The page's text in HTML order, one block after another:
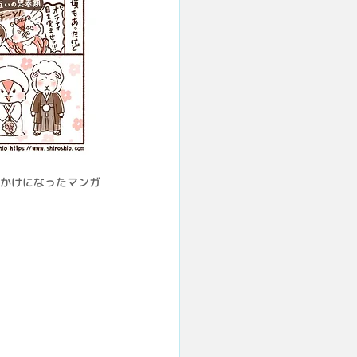
けになったマンガ